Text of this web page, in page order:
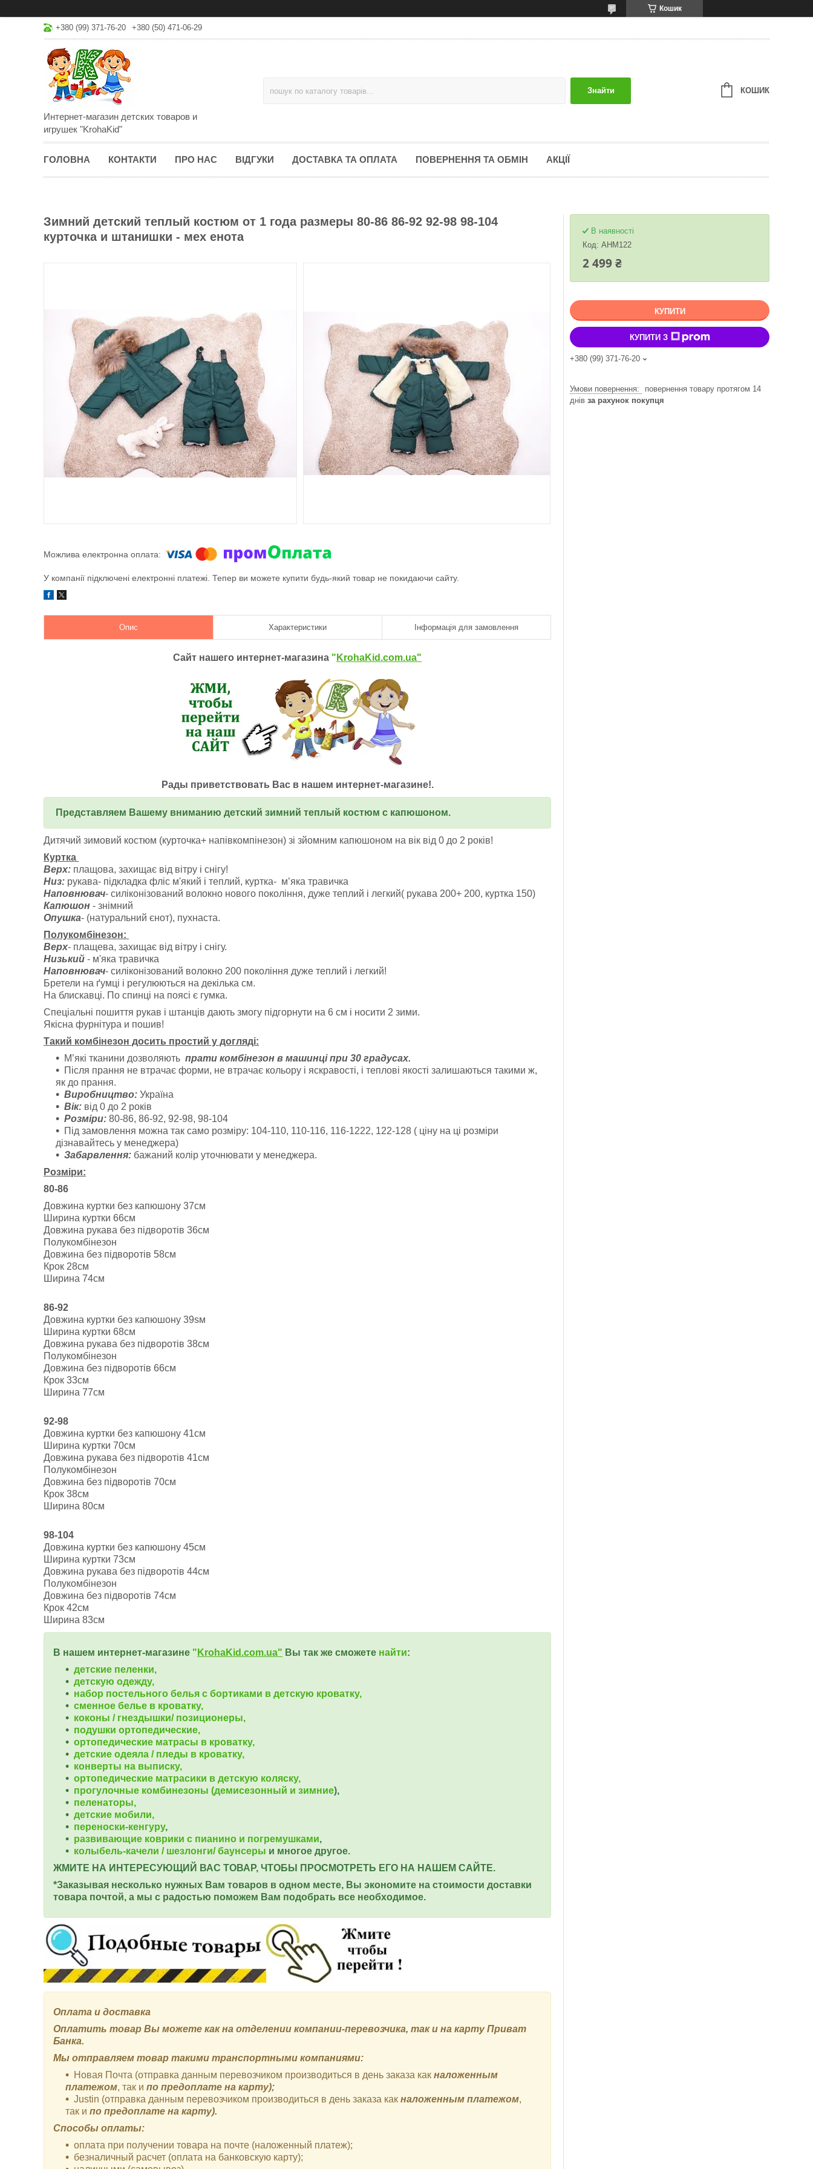
Кошик
+380 (99) 371-76-20 +380 (50) 471-06-29
Интернет-магазин детских товаров и
игрушек "KrohaKid"
Знайти КОШИК
ГОЛОВНА КОНТАКТИ ПРО НАС ВІДГУКИ ДОСТАВКА ТА ОПЛАТА ПОВЕРНЕННЯ ТА ОБМІН АКЦІЇ
Зимний детский теплый костюм от 1 года размеры 80-86 86-92 92-98 98-104
курточка и штанишки - мех енота
У компанії підключені електронні платежі. Тепер ви можете купити будь-який товар не покидаючи сайту.
Опис Характеристики Інформація для замовлення
Сайт нашего интернет-магазина " KrohaKid.com.ua"
Рады приветствовать Вас в нашем интернет-магазине!.
Представляем Вашему вниманию детский зимний теплый костюм с капюшоном.
Дитячий зимовий костюм (курточка+ напівкомпінезон) зі зйомним капюшоном на вік від 0 до 2 років!
Куртка
Верх: плащова, захищає від вітру і снігу!
Низ: рукава- підкладка фліс м'який і теплий, куртка- м’яка травичка
Наповнювач- силіконізований волокно нового покоління, дуже теплий і легкий( рукава 200+ 200, куртка 150)
Капюшон - знімний
Опушка- (натуральний єнот), пухнаста.
Полукомбінезон:
Верх- плащева, захищає від вітру і снігу.
Низький - м'яка травичка
Наповнювач- силіконізований волокно 200 покоління дуже теплий і легкий!
Бретели на ґумці і регулюються на декілька см.
На блискавці. По спинці на поясі є гумка.
Спеціальні пошиття рукав і штанців дають змогу підгорнути на 6 см і носити 2 зими.
Якісна фурнітура и пошив!
Такий комбінезон досить простий у догляді:
М’які тканини дозволяють прати комбінезон в машинці при 30 градусах.
Після прання не втрачає форми, не втрачає кольору і яскравості, і теплові якості залишаються такими ж,
як до прання.
Виробництво: Україна
Вік: від 0 до 2 років
Розміри: 80-86, 86-92, 92-98, 98-104
Під замовлення можна так само розміру: 104-110, 110-116, 116-1222, 122-128 ( ціну на ці розміри
дізнавайтесь у менеджера)
Забарвлення: бажаний колір уточнювати у менеджера.
Розміри:
80-86
Довжина куртки без капюшону 37см
Ширина куртки 66см
Довжина рукава без підворотів 36см
Полукомбінезон
Довжина без підворотів 58см
Крок 28см
Ширина 74см
86-92
Довжина куртки без капюшону 39sм
Ширина куртки 68см
Довжина рукава без підворотів 38см
Полукомбінезон
Довжина без підворотів 66см
Крок 33см
Ширина 77см
92-98
Довжина куртки без капюшону 41см
Ширина куртки 70см
Довжина рукава без підворотів 41см
Полукомбінезон
Довжина без підворотів 70см
Крок 38см
Ширина 80см
98-104
Довжина куртки без капюшону 45см
Ширина куртки 73см
Довжина рукава без підворотів 44см
Полукомбінезон
Довжина без підворотів 74см
Крок 42см
Ширина 83см
В нашем интернет-магазине " KrohaKid.com.ua" Вы так же сможете найти:
детские пеленки,
детскую одежду,
набор постельного белья с бортиками в детскую кроватку,
сменное белье в кроватку,
коконы / гнездышки/ позиционеры,
подушки ортопедические,
ортопедические матрасы в кроватку,
детские одеяла / пледы в кроватку,
конверты на выписку,
ортопедические матрасики в детскую коляску,
прогулочные комбинезоны (демисезонный и зимние),
пеленаторы,
детские мобили,
переноски-кенгуру,
развивающие коврики с пианино и погремушками,
колыбель-качели / шезлонги/ баунсеры и многое другое.
ЖМИТЕ НА ИНТЕРЕСУЮЩИЙ ВАС ТОВАР, ЧТОБЫ ПРОСМОТРЕТЬ ЕГО НА НАШЕМ САЙТЕ.
*Заказывая несколько нужных Вам товаров в одном месте, Вы экономите на стоимости доставки
товара почтой, а мы с радостью поможем Вам подобрать все необходимое.
Оплата и доставка
Оплатить товар Вы можете как на отделении компании-перевозчика, так и на карту Приват
Банка.
Мы отправляем товар такими транспортными компаниями:
Новая Почта (отправка данным перевозчиком производиться в день заказа как наложенным
платежом, так и по предоплате на карту);
Justin (отправка данным перевозчиком производиться в день заказа как наложенным платежом,
так и по предоплате на карту).
Способы оплаты:
оплата при получении товара на почте (наложенный платеж);
безналичный расчет (оплата на банковскую карту);
В наявності
Код: AНM122
2 499 ₴
КУПИТИ
КУПИТИ З
+380 (99) 371-76-20
повернення товару протягом 14
днів за рахунок покупця